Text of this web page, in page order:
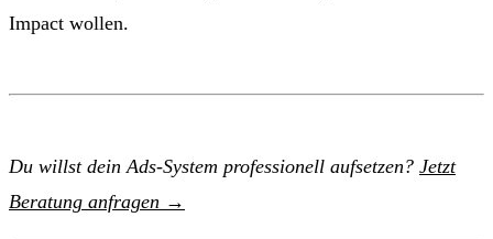
Impact wollen.
Du willst dein Ads-System professionell aufsetzen? Jetzt
Beratung anfragen →